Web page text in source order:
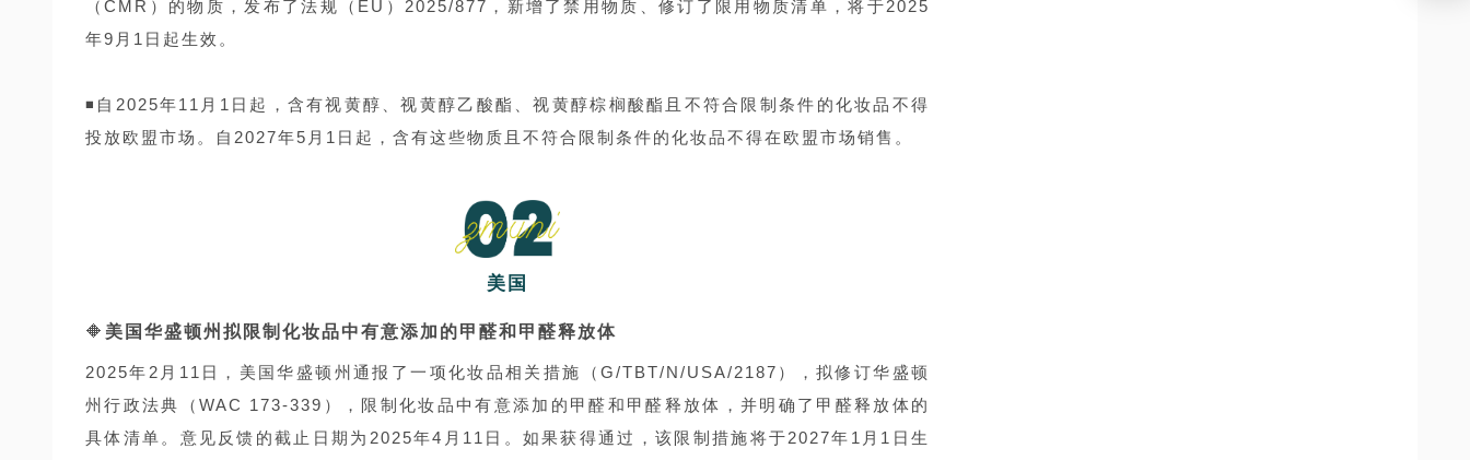
（CMR）的物质，发布了法规（EU）2025/877，新增了禁用物质、修订了限用物质清单，将于2025
年9月1日起生效。
◾自2025年11月1日起，含有视黄醇、视黄醇乙酸酯、视黄醇棕榈酸酯且不符合限制条件的化妆品不得
投放欧盟市场。自2027年5月1日起，含有这些物质且不符合限制条件的化妆品不得在欧盟市场销售。
美国
🔶 美国华盛顿州拟限制化妆品中有意添加的甲醛和甲醛释放体
2025年2月11日，美国华盛顿州通报了一项化妆品相关措施（G/TBT/N/USA/2187），拟修订华盛顿
州行政法典（WAC 173-339），限制化妆品中有意添加的甲醛和甲醛释放体，并明确了甲醛释放体的
具体清单。意见反馈的截止日期为2025年4月11日。如果获得通过，该限制措施将于2027年1月1日生